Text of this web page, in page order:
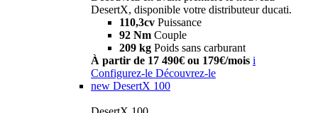
DesertX, disponible votre distributeur ducati.
110,3cv Puissance
92 Nm Couple
209 kg Poids sans carburant
À partir de 17 490€ ou 179€/mois i
Configurez-le Découvrez-le
new DesertX 100